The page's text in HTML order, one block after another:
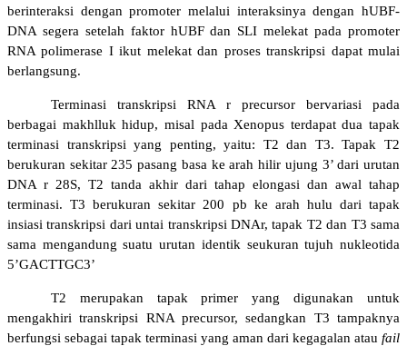
berinteraksi dengan promoter melalui interaksinya dengan hUBF-
DNA segera setelah faktor hUBF dan SLI melekat pada promoter
RNA polimerase I ikut melekat dan proses transkripsi dapat mulai
berlangsung.
Terminasi transkripsi RNA r precursor bervariasi pada
berbagai makhlluk hidup, misal pada Xenopus terdapat dua tapak
terminasi transkripsi yang penting, yaitu: T2 dan T3. Tapak T2
berukuran sekitar 235 pasang basa ke arah hilir ujung 3’ dari urutan
DNA r 28S, T2 tanda akhir dari tahap elongasi dan awal tahap
terminasi. T3 berukuran sekitar 200 pb ke arah hulu dari tapak
insiasi transkripsi dari untai transkripsi DNAr, tapak T2 dan T3 sama
sama mengandung suatu urutan identik seukuran tujuh nukleotida
5’GACTTGC3’
T2 merupakan tapak primer yang digunakan untuk
mengakhiri transkripsi RNA precursor, sedangkan T3 tampaknya
berfungsi sebagai tapak terminasi yang aman dari kegagalan atau fail